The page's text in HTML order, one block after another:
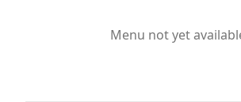
Menu not yet